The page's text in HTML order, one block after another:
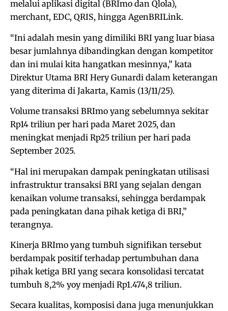
melalui aplikasi digital (BRImo dan Qlola),
merchant, EDC, QRIS, hingga AgenBRILink.
“Ini adalah mesin yang dimiliki BRI yang luar biasa
besar jumlahnya dibandingkan dengan kompetitor
dan ini mulai kita hangatkan mesinnya,” kata
Direktur Utama BRI Hery Gunardi dalam keterangan
yang diterima di Jakarta, Kamis (13/11/25).
Volume transaksi BRImo yang sebelumnya sekitar
Rp14 triliun per hari pada Maret 2025, dan
meningkat menjadi Rp25 triliun per hari pada
September 2025.
“Hal ini merupakan dampak peningkatan utilisasi
infrastruktur transaksi BRI yang sejalan dengan
kenaikan volume transaksi, sehingga berdampak
pada peningkatan dana pihak ketiga di BRI,”
terangnya.
Kinerja BRImo yang tumbuh signifikan tersebut
berdampak positif terhadap pertumbuhan dana
pihak ketiga BRI yang secara konsolidasi tercatat
tumbuh 8,2% yoy menjadi Rp1.474,8 triliun.
Secara kualitas, komposisi dana juga menunjukkan